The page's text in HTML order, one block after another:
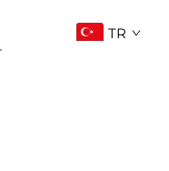
TR